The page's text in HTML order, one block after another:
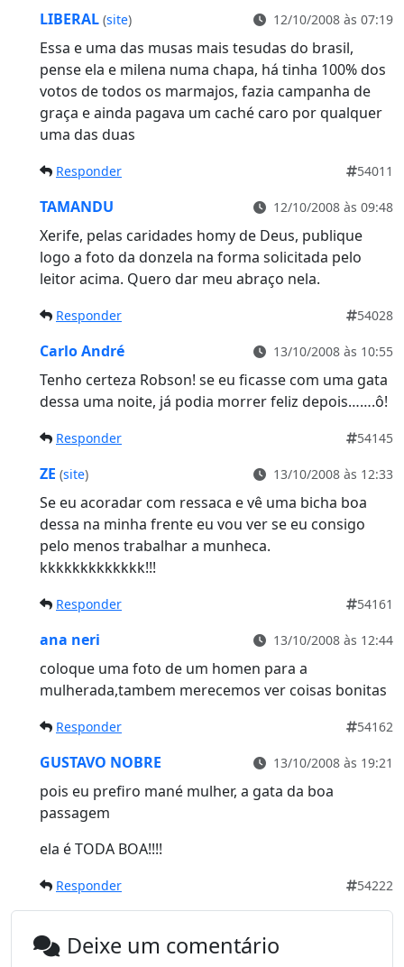
LIBERAL (site) 12/10/2008 às 07:19
Essa e uma das musas mais tesudas do brasil,
pense ela e milena numa chapa, há tinha 100% dos
votos de todos os marmajos, fazia campanha de
graça e ainda pagava um caché caro por qualquer
uma das duas
Responder 54011
TAMANDU 12/10/2008 às 09:48
Xerife, pelas caridades homy de Deus, publique
logo a foto da donzela na forma solicitada pelo
leitor acima. Quero dar meu abraço nela.
Responder 54028
Carlo André 13/10/2008 às 10:55
Tenho certeza Robson! se eu ficasse com uma gata
dessa uma noite, já podia morrer feliz depois…….ô!
Responder 54145
ZE (site) 13/10/2008 às 12:33
Se eu acoradar com ressaca e vê uma bicha boa
dessa na minha frente eu vou ver se eu consigo
pelo menos trabalhar a munheca.
kkkkkkkkkkkkk!!!
Responder 54161
ana neri 13/10/2008 às 12:44
coloque uma foto de um homen para a
mulherada,tambem merecemos ver coisas bonitas
Responder 54162
GUSTAVO NOBRE 13/10/2008 às 19:21
pois eu prefiro mané mulher, a gata da boa
passagem
ela é TODA BOA!!!!
Responder 54222
Deixe um comentário